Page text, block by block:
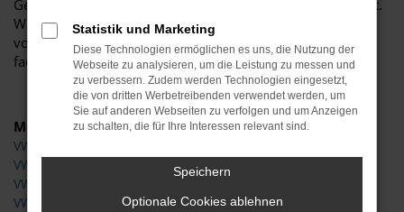
Gebrauchtwagen. Oberste Prämisse ist bei uns die Qualität.
Wir überprüfen jedes Modell, bevor wir es auf die Straßen
von Bad Oeynhausen entlassen gründlich und mit größter
fachlicher Kompetenz einer Meisterwerkstatt.
Modelle
VW Crafter Gebrauchtwagen Bad Oeynhausen
VW Golf Gebrauchtwagen Bad Oeynhausen
VW Polo Gebrauchtwagen Bad Oeynhausen
VW Tiguan Gebrauchtwagen Bad Oeynhausen
Statistik und Marketing
Diese Technologien ermöglichen es uns, die Nutzung der
Webseite zu analysieren, um die Leistung zu messen und
zu verbessern. Zudem werden Technologien eingesetzt,
die von dritten Werbetreibenden verwendet werden, um
Sie auf anderen Webseiten zu verfolgen und um Anzeigen
zu schalten, die für Ihre Interessen relevant sind.
Speichern
Optionale Cookies ablehnen